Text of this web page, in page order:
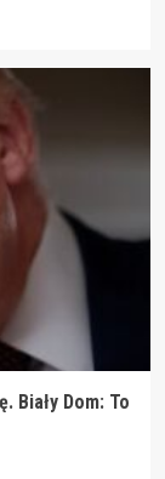
Biały Dom: To